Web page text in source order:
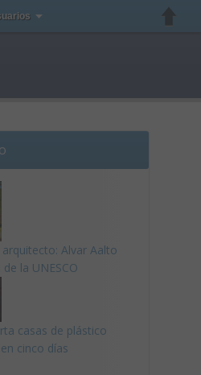
Alvar Aalto
la UNESCO
casas de plástico
cinco días